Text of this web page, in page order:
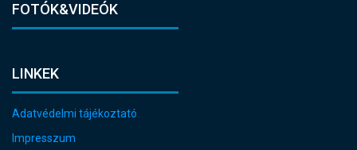
FOTÓK&VIDEÓK
LINKEK
Adatvédelmi tájékoztató
Impresszum